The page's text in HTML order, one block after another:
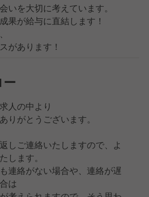
いを大切に考えています。
果が給与に直結します！
があります！
人の中より
りがとうございます。
しご連絡いたしますので、よ
します。
連絡がない場合や、連絡が遅
は